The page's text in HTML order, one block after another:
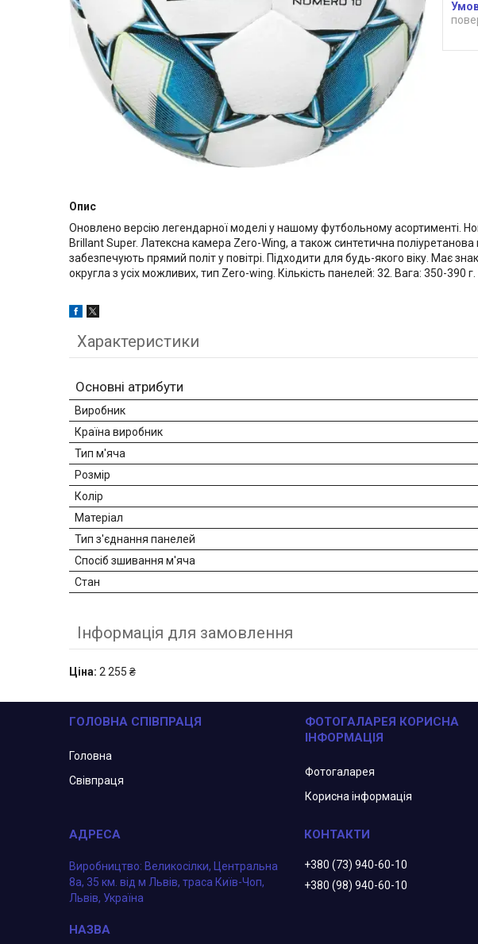
Опис
Оновлено версію легендарної моделі у нашому футбольному асортименті.
Brillant Super. Латексна камера Zero-Wing, а також синтетична
забезпечують прямий політ у повітрі. Підходити для будь-якого віку. Має
округла з усіх можливих, тип Zero-wing. Кількість панелей: 32. Вага: 350-390
Характеристики
Основні атрибути
Виробник
Країна виробник
Тип м'яча
Розмір
Колір
Матеріал
Тип з'єднання панелей
Спосіб зшивання м'яча
Стан
Інформація для замовлення
Ціна: 2 255 ₴
ГОЛОВНА СПІВПРАЦЯ
Головна
Свівпраця
ФОТОГАЛАРЕЯ КОРИСНА
ІНФОРМАЦІЯ
Фотогаларея
Корисна інформація
Виробництво: Великосілки, Центральна
8а, 35 км. від м Львів, траса Київ-Чоп,
Львів, Україна
+380 (73) 940-60-10
+380 (98) 940-60-10